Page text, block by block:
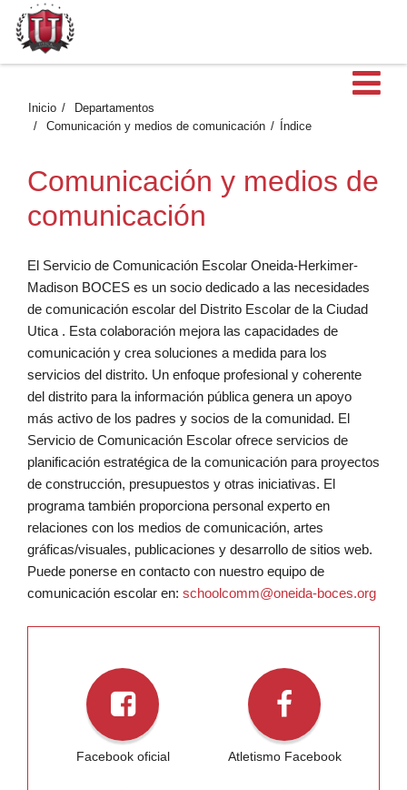
Inicio
Departamentos
Comunicación y medios de comunicación
Índice
Comunicación y medios de
comunicación
El Servicio de Comunicación Escolar Oneida-Herkimer-
Madison BOCES es un socio dedicado a las necesidades
de comunicación escolar del Distrito Escolar de la Ciudad
Utica . Esta colaboración mejora las capacidades de
comunicación y crea soluciones a medida para los
servicios del distrito. Un enfoque profesional y coherente
del distrito para la información pública genera un apoyo
más activo de los padres y socios de la comunidad. El
Servicio de Comunicación Escolar ofrece servicios de
planificación estratégica de la comunicación para proyectos
de construcción, presupuestos y otras iniciativas. El
programa también proporciona personal experto en
relaciones con los medios de comunicación, artes
gráficas/visuales, publicaciones y desarrollo de sitios web.
Puede ponerse en contacto con nuestro equipo de
comunicación escolar en: schoolcomm@oneida-boces.org
Facebook oficial Atletismo Facebook